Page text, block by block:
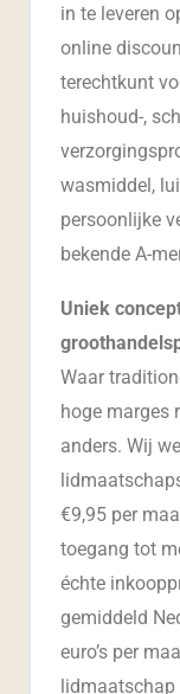
in te leveren
online
terechtkunt
huishoud-,
wasmiddel,
persoonlijke
bekende A-
Uniek
Waar
hoge marges
anders. Wij
€9,95 per
toegang tot
échte
gemiddeld
euro’s per
lidmaatschap